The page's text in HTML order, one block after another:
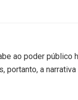
ao poder
portanto, a